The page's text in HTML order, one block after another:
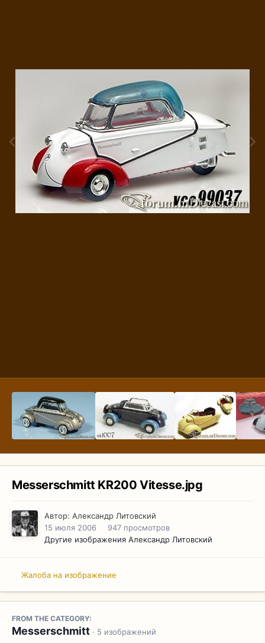
Messerschmitt KR200 Vitesse.jpg
Автор: Александр Литовский
15 июля 2006
947 просмотров
Другие изображения Александр Литовский
Жалоба на изображение
FROM THE CATEGORY:
Messerschmitt · 5 изображений